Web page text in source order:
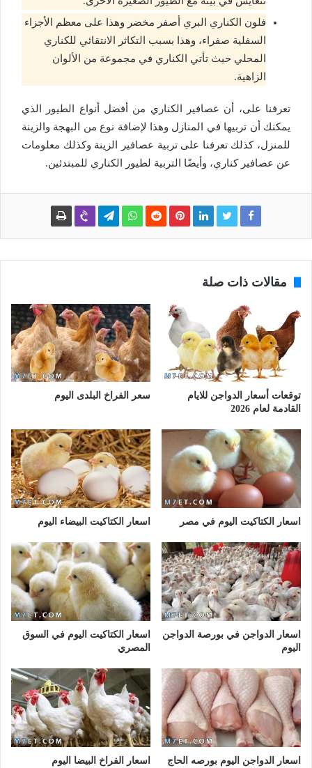
فلون الكناري البري أصفر مخضر وهذا على معظم الأجزاء
السفلية صفراء، وهذا بسبب التكاثر الانتقائي للكناري
المحلي حيث تأتي الكناري في مجموعة من الألوان
الزاهية.
تعرفنا على، أن عصافير الكناري من أفضل أنواع الطيور الذي
يمكنك أن تربيها في المنازل وهذا لإضافة نوع من البهجة والزينة
للمنزل، كذلك تعرفنا على تربية عصافير الزينة وكذلك معلومات
عن عصافير كناري، وأيضًا التربية لطيور الكناري للمبتدئين.
مقالات ذات صلة
توقعات أسعار الدواجن للايام
القادمة لعام 2026
سعر الفراخ البلدى اليوم
اسعار الكتاكيت اليوم في مصر اسعار الكتاكيت البيضاء اليوم
اسعار الدواجن في بورصة الدواجن
اليوم
اسعار الكتاكيت اليوم في السوق
المصري
اسعار الدواجن اليوم بورصه الحاج اسعار الفراخ البيضا اليوم